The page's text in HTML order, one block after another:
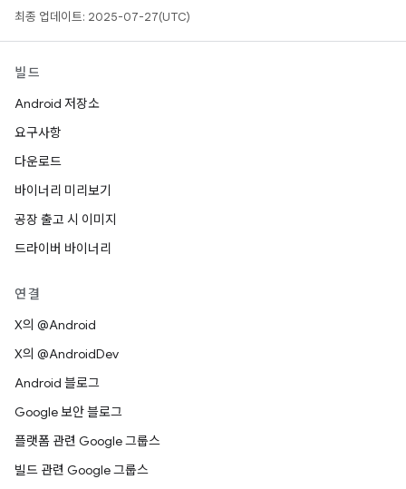
최종 업데이트: 2025-07-27(UTC)
빌드
Android 저장소
요구사항
다운로드
바이너리 미리보기
공장 출고 시 이미지
드라이버 바이너리
연결
X의 @Android
X의 @AndroidDev
Android 블로그
Google 보안 블로그
플랫폼 관련 Google 그룹스
빌드 관련 Google 그룹스